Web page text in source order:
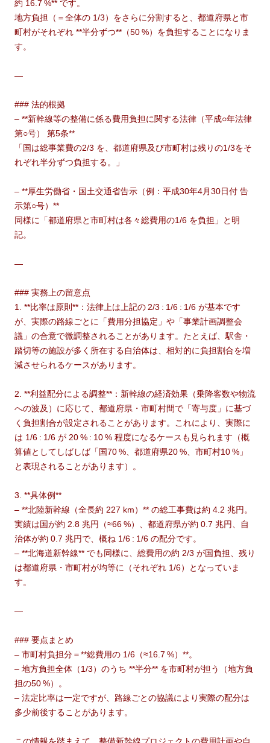
約 16.7 %** です。
地方負担（＝全体の 1/3）をさらに分割すると、都道府県と市
町村がそれぞれ **半分ずつ**（50 %）を負担することになりま
す。
—
### 法的根拠
– **新幹線等の整備に係る費用負担に関する法律（平成○年法律
第○号） 第5条**
「国は総事業費の2/3 を、都道府県及び市町村は残りの1/3をそ
れぞれ半分ずつ負担する。」
– **厚生労働省・国土交通省告示（例：平成30年4月30日付 告
示第○号）**
同様に「都道府県と市町村は各々総費用の1/6 を負担」と明
記。
—
### 実務上の留意点
1. **比率は原則**：法律上は上記の 2/3 : 1/6 : 1/6 が基本です
が、実際の路線ごとに「費用分担協定」や「事業計画調整会
議」の合意で微調整されることがあります。たとえば、駅舎・
踏切等の施設が多く所在する自治体は、相対的に負担割合を増
減させられるケースがあります。
2. **利益配分による調整**：新幹線の経済効果（乗降客数や物流
への波及）に応じて、都道府県・市町村間で「寄与度」に基づ
く負担割合が設定されることがあります。これにより、実際に
は 1/6 : 1/6 が 20 % : 10 % 程度になるケースも見られます（概
算値としてしばしば「国70 %、都道府県20 %、市町村10 %」
と表現されることがあります）。
3. **具体例**
– **北陸新幹線（全長約 227 km）** の総工事費は約 4.2 兆円。
実績は国が約 2.8 兆円（≈66 %）、都道府県が約 0.7 兆円、自
治体が約 0.7 兆円で、概ね 1/6 : 1/6 の配分です。
– **北海道新幹線** でも同様に、総費用の約 2/3 が国負担、残り
は都道府県・市町村が均等に（それぞれ 1/6）となっていま
す。
—
### 要点まとめ
– 市町村負担分＝**総費用の 1/6（≈16.7 %）**。
– 地方負担全体（1/3）のうち **半分** を市町村が担う（地方負
担の50 %）。
– 法定比率は一定ですが、路線ごとの協議により実際の配分は
多少前後することがあります。